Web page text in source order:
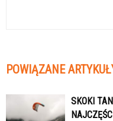
POWIĄZANE
SKOKI